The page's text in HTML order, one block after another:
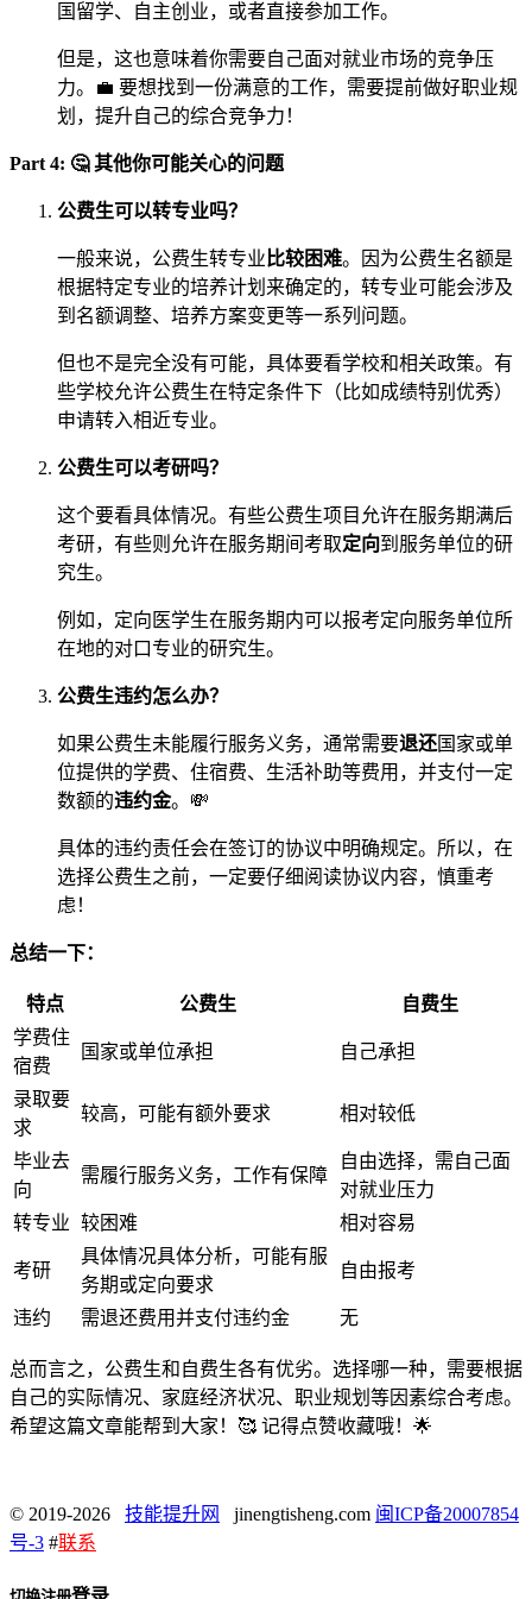
国留学、自主创业，或者直接参加工作。
但是，这也意味着你需要自己面对就业市场的竞争压
力。💼 要想找到一份满意的工作，需要提前做好职业规
划，提升自己的综合竞争力！
Part 4: 🤔 其他你可能关心的问题
公费生可以转专业吗？
一般来说，公费生转专业 比较困难。因为公费生名额是
根据特定专业的培养计划来确定的，转专业可能会涉及
到名额调整、培养方案变更等一系列问题。
但也不是完全没有可能，具体要看学校和相关政策。有
些学校允许公费生在特定条件下（比如成绩特别优秀）
申请转入相近专业。
公费生可以考研吗？
这个要看具体情况。有些公费生项目允许在服务期满后
考研，有些则允许在服务期间考取定向到服务单位的研
究生。
例如，定向医学生在服务期内可以报考定向服务单位所
在地的对口专业的研究生。
公费生违约怎么办？
如果公费生未能履行服务义务，通常需要退还国家或单
位提供的学费、住宿费、生活补助等费用，并支付一定
数额的违约金。💸
具体的违约责任会在签订的协议中明确规定。所以，在
选择公费生之前，一定要仔细阅读协议内容，慎重考
虑！
总结一下：
特点 公费生
自费生
学费住
宿费
国家或单位承担 自己承担
录取要
求
较高，可能有额外要求 相对较低
毕业去
向
需履行服务义务，工作有保障
自由选择，需自己面
对就业压力
转专业 较困难 相对容易
考研
具体情况具体分析，可能有服
务期或定向要求
自由报考
违约 需退还费用并支付违约金 无
总而言之，公费生和自费生各有优劣。选择哪一种，需要根据
自己的实际情况、家庭经济状况、职业规划等因素综合考虑。
希望这篇文章能帮到大家！🥰 记得点赞收藏哦！🌟
© 2019-2026 技能提升网 jinengtisheng.com 闽ICP备20007854
号-3 #联系